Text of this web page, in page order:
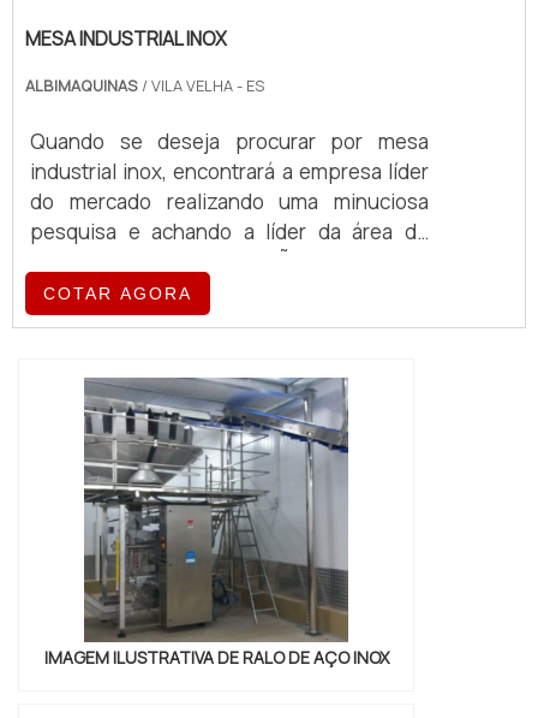
MESA INDUSTRIAL INOX
ALBIMAQUINAS / VILA VELHA - ES
Quando se deseja procurar por mesa
industrial inox, encontrará a empresa líder
do mercado realizando uma minuciosa
pesquisa e achando a líder da área de
atuação.MAIS INFORMAÇÕES SOBRE A
MESA INDUSTRIAL INOXSe alguém busca
por mesa industrial inox em uma empresa
companhia também é possível encontrar
laminador de massa folhada e divisora
volumétrica de massa, garantindo a
satisfação da venda à ent...
COTAR AGORA
IMAGEM ILUSTRATIVA DE RALO DE AÇO INOX